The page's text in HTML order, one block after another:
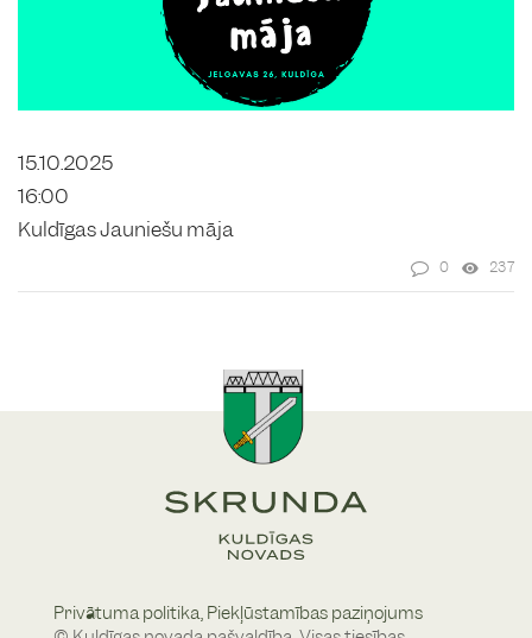
15.10.2025
16:00
Kuldīgas Jauniešu māja
0 237
Privātuma politika, Piekļūstamības paziņojums